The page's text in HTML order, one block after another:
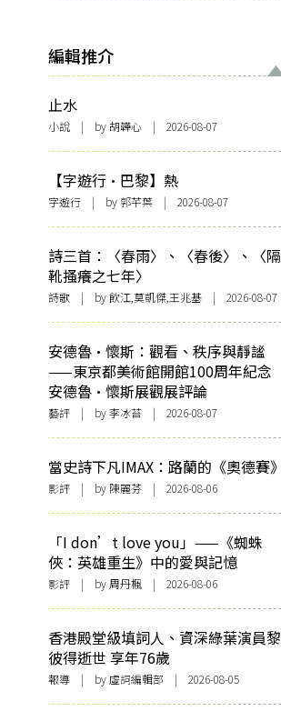
編輯推介
止水
小說 | by 胡韡心 | 2026-08-07
【字遊行·巴黎】熱
字遊行 | by 郭芊葉 | 2026-08-07
詩三首：〈春雨〉、〈春後〉、〈隔
靴搔癢之七年〉
詩歌 | by 飲江,莫凱傑,王兆基 | 2026-08-07
安德魯·懷斯：觀看、秩序與靜謐
——東京都美術館開館100周年紀念
安德魯·懷斯展觀展評論
藝評 | by 李冰苔 | 2026-08-07
當史詩下凡IMAX：路蘭的《奧德賽》
影評 | by 陳麗芬 | 2026-08-06
「I don’t love you」——《蜘蛛
俠：英雄重生》中的愛與記憶
影評 | by 周丹楓 | 2026-08-06
香港殿堂級填詞人、資深綠葉演員黎
彼得逝世 享年76歲
報導 | by 虛詞編輯部 | 2026-08-05